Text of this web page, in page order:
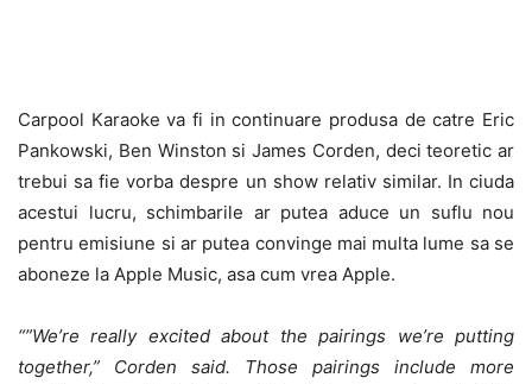
Carpool Karaoke va fi in continuare produsa de catre Eric
Pankowski, Ben Winston si James Corden, deci teoretic ar
trebui sa fie vorba despre un show relativ similar. In ciuda
acestui lucru, schimbarile ar putea aduce un suflu nou
pentru emisiune si ar putea convinge mai multa lume sa se
aboneze la Apple Music, asa cum vrea Apple.
“”We’re really excited about the pairings we’re putting
together,” Corden said. Those pairings include more